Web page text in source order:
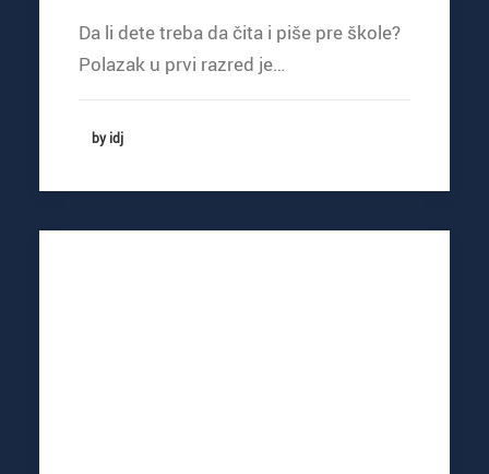
Da li dete treba da čita i piše pre škole?
Polazak u prvi razred je…
by idj